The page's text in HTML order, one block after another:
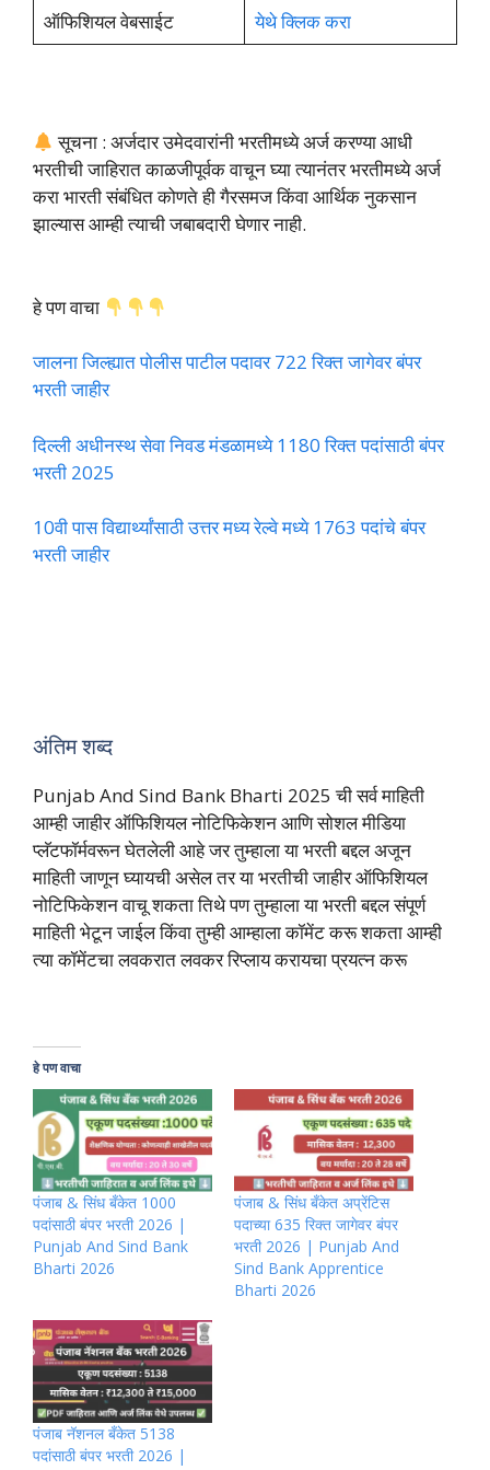
ऑफिशियल वेबसाईट
येथे क्लिक करा
सूचना : अर्जदार उमेदवारांनी भरतीमध्ये अर्ज करण्या आधी
भरतीची जाहिरात काळजीपूर्वक वाचून घ्या त्यानंतर भरतीमध्ये अर्ज
करा भारती संबंधित कोणते ही गैरसमज किंवा आर्थिक नुकसान
झाल्यास आम्ही त्याची जबाबदारी घेणार नाही.
हे पण वाचा
जालना जिल्ह्यात पोलीस पाटील पदावर 722 रिक्त जागेवर बंपर
भरती जाहीर
दिल्ली अधीनस्थ सेवा निवड मंडळामध्ये 1180 रिक्त पदांसाठी बंपर
भरती 2025
10वी पास विद्यार्थ्यांसाठी उत्तर मध्य रेल्वे मध्ये 1763 पदांचे बंपर
भरती जाहीर
अंतिम शब्द
Punjab And Sind Bank Bharti 2025 ची सर्व माहिती
आम्ही जाहीर ऑफिशियल नोटिफिकेशन आणि सोशल मीडिया
प्लॅटफॉर्मवरून घेतलेली आहे जर तुम्हाला या भरती बद्दल अजून
माहिती जाणून घ्यायची असेल तर या भरतीची जाहीर ऑफिशियल
नोटिफिकेशन वाचू शकता तिथे पण तुम्हाला या भरती बद्दल संपूर्ण
माहिती भेटून जाईल किंवा तुम्ही आम्हाला कॉमेंट करू शकता आम्ही
त्या कॉमेंटचा लवकरात लवकर रिप्लाय करायचा प्रयत्न करू
हे पण वाचा
पंजाब & सिंध बँकेत 1000
पदांसाठी बंपर भरती 2026 |
Punjab And Sind Bank
Bharti 2026
पंजाब & सिंध बँकेत अप्रेंटिस
पदाच्या 635 रिक्त जागेवर बंपर
भरती 2026 | Punjab And
Sind Bank Apprentice
Bharti 2026
पंजाब नॅशनल बँकेत 5138
पदांसाठी बंपर भरती 2026 |